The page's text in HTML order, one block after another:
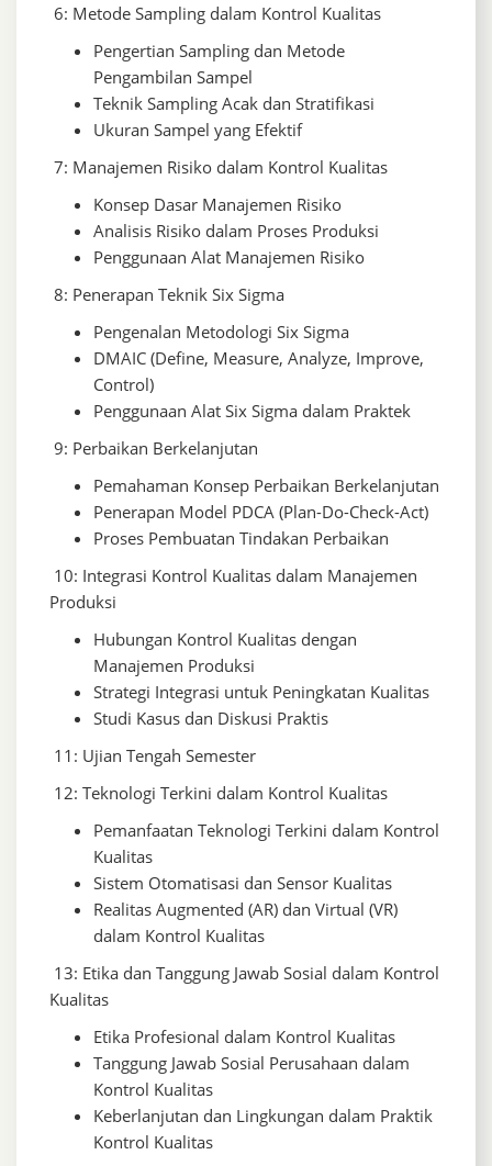
6: Metode Sampling dalam Kontrol Kualitas
Pengertian Sampling dan Metode
Pengambilan Sampel
Teknik Sampling Acak dan Stratifikasi
Ukuran Sampel yang Efektif
7: Manajemen Risiko dalam Kontrol Kualitas
Konsep Dasar Manajemen Risiko
Analisis Risiko dalam Proses Produksi
Penggunaan Alat Manajemen Risiko
8: Penerapan Teknik Six Sigma
Pengenalan Metodologi Six Sigma
DMAIC (Define, Measure, Analyze, Improve,
Control)
Penggunaan Alat Six Sigma dalam Praktek
9: Perbaikan Berkelanjutan
Pemahaman Konsep Perbaikan Berkelanjutan
Penerapan Model PDCA (Plan-Do-Check-Act)
Proses Pembuatan Tindakan Perbaikan
10: Integrasi Kontrol Kualitas dalam Manajemen
Produksi
Hubungan Kontrol Kualitas dengan
Manajemen Produksi
Strategi Integrasi untuk Peningkatan Kualitas
Studi Kasus dan Diskusi Praktis
11: Ujian Tengah Semester
12: Teknologi Terkini dalam Kontrol Kualitas
Pemanfaatan Teknologi Terkini dalam Kontrol
Kualitas
Sistem Otomatisasi dan Sensor Kualitas
Realitas Augmented (AR) dan Virtual (VR)
dalam Kontrol Kualitas
13: Etika dan Tanggung Jawab Sosial dalam Kontrol
Kualitas
Etika Profesional dalam Kontrol Kualitas
Tanggung Jawab Sosial Perusahaan dalam
Kontrol Kualitas
Keberlanjutan dan Lingkungan dalam Praktik
Kontrol Kualitas